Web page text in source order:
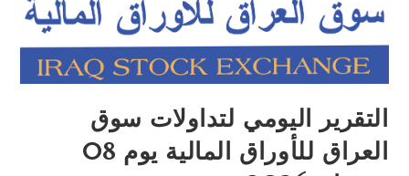
التقرير اليومي لتداولات سوق
العراق للأوراق المالية يوم 08